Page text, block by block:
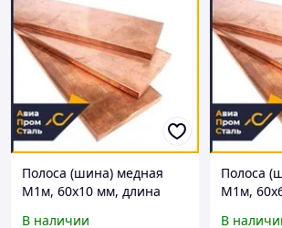
Полоса (шина) медная
М1м, 60х10 мм, длина
В наличии
Полоса
М1м,
В